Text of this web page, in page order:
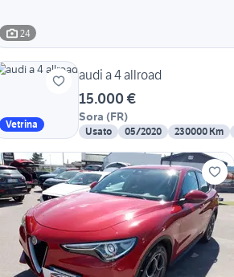
24
Vetrina
audi a 4 allroad
15.000 €
Sora (FR)
Usato 05/2020 230000 Km